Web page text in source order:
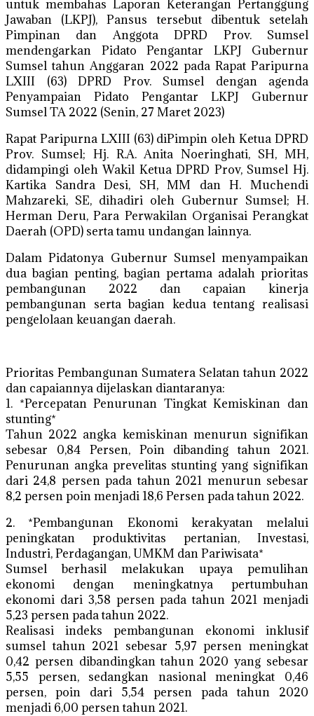
untuk membahas Laporan Keterangan Pertanggung
Jawaban (LKPJ), Pansus tersebut dibentuk setelah
Pimpinan dan Anggota DPRD Prov. Sumsel
mendengarkan Pidato Pengantar LKPJ Gubernur
Sumsel tahun Anggaran 2022 pada Rapat Paripurna
LXIII (63) DPRD Prov. Sumsel dengan agenda
Penyampaian Pidato Pengantar LKPJ Gubernur
Sumsel TA 2022 (Senin, 27 Maret 2023)
Rapat Paripurna LXIII (63) diPimpin oleh Ketua DPRD
Prov. Sumsel; Hj. R.A. Anita Noeringhati, SH, MH,
didampingi oleh Wakil Ketua DPRD Prov, Sumsel Hj.
Kartika Sandra Desi, SH, MM dan H. Muchendi
Mahzareki, SE, dihadiri oleh Gubernur Sumsel; H.
Herman Deru, Para Perwakilan Organisai Perangkat
Daerah (OPD) serta tamu undangan lainnya.
Dalam Pidatonya Gubernur Sumsel menyampaikan
dua bagian penting, bagian pertama adalah prioritas
pembangunan 2022 dan capaian kinerja
pembangunan serta bagian kedua tentang realisasi
pengelolaan keuangan daerah.
Prioritas Pembangunan Sumatera Selatan tahun 2022
dan capaiannya dijelaskan diantaranya:
1. *Percepatan Penurunan Tingkat Kemiskinan dan
stunting*
Tahun 2022 angka kemiskinan menurun signifikan
sebesar 0,84 Persen, Poin dibanding tahun 2021.
Penurunan angka prevelitas stunting yang signifikan
dari 24,8 persen pada tahun 2021 menurun sebesar
8,2 persen poin menjadi 18,6 Persen pada tahun 2022.
2. *Pembangunan Ekonomi kerakyatan melalui
peningkatan produktivitas pertanian, Investasi,
Industri, Perdagangan, UMKM dan Pariwisata*
Sumsel berhasil melakukan upaya pemulihan
ekonomi dengan meningkatnya pertumbuhan
ekonomi dari 3,58 persen pada tahun 2021 menjadi
5,23 persen pada tahun 2022.
Realisasi indeks pembangunan ekonomi inklusif
sumsel tahun 2021 sebesar 5,97 persen meningkat
0,42 persen dibandingkan tahun 2020 yang sebesar
5,55 persen, sedangkan nasional meningkat 0,46
persen, poin dari 5,54 persen pada tahun 2020
menjadi 6,00 persen tahun 2021.